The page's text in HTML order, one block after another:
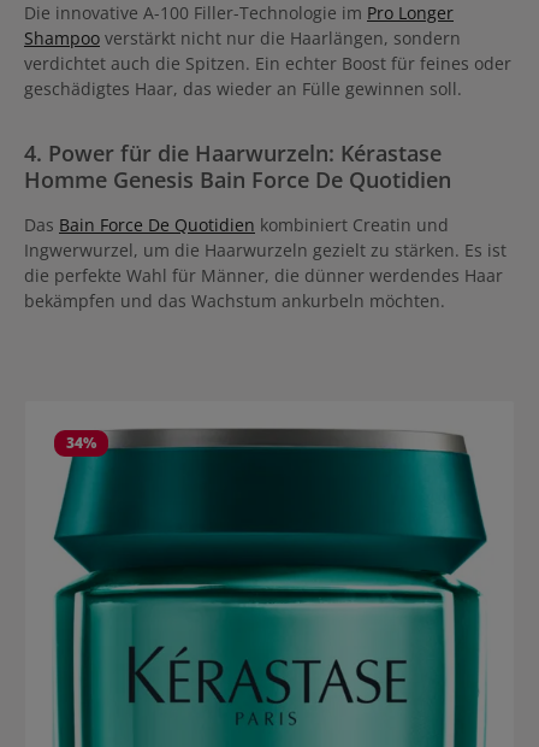
Die innovative A-100 Filler-Technologie im Pro Longer
Shampoo verstärkt nicht nur die Haarlängen, sondern
verdichtet auch die Spitzen. Ein echter Boost für feines oder
geschädigtes Haar, das wieder an Fülle gewinnen soll.
4. Power für die Haarwurzeln: Kérastase
Homme Genesis Bain Force De Quotidien
Das Bain Force De Quotidien kombiniert Creatin und
Ingwerwurzel, um die Haarwurzeln gezielt zu stärken. Es ist
die perfekte Wahl für Männer, die dünner werdendes Haar
bekämpfen und das Wachstum ankurbeln möchten.
34%